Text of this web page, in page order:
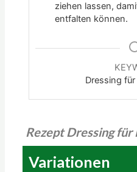
ziehen lassen,
entfalten können.
Dressing
Rezept Dressing für
Variationen